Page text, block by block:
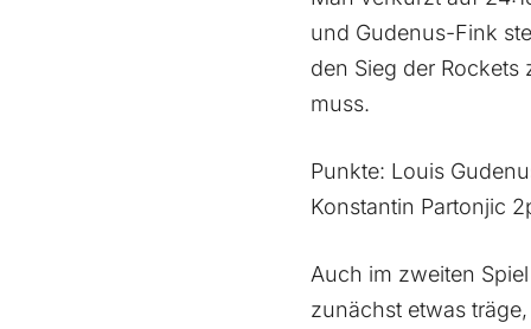
und Gudenus-Fink
den Sieg der
muss.
Punkte: Louis
Konstantin Partonjic
Auch im zweiten
zunächst etwas